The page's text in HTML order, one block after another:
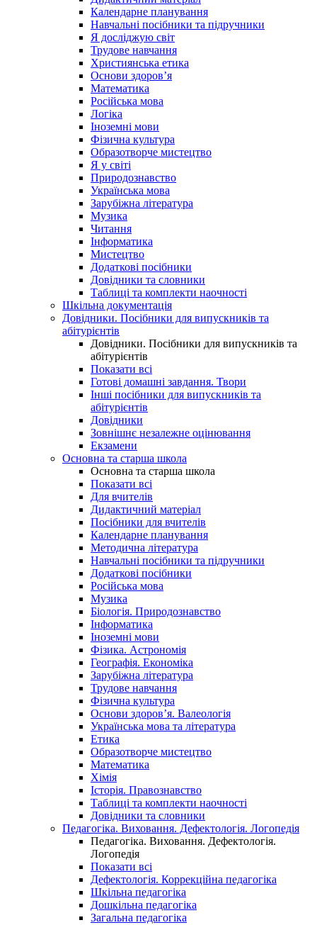
Календарне планування
Навчальні посібники та підручники
Я досліджую світ
Трудове навчання
Християнська етика
Основи здоров’я
Математика
Російська мова
Логіка
Іноземні мови
Фізична культура
Образотворче мистецтво
Я у світі
Природознавство
Українська мова
Зарубіжна література
Музика
Читання
Інформатика
Мистецтво
Додаткові посібники
Довідники та словники
Таблиці та комплекти наочності
Шкільна документація
Довідники. Посібники для випускників та
абітурієнтів
Довідники. Посібники для випускників та
абітурієнтів
Показати всі
Готові домашні завдання. Твори
Інші посібники для випускників та
абітурієнтів
Довідники
Зовнішнє незалежне оцінювання
Екзамени
Основна та старша школа
Основна та старша школа
Показати всі
Для вчителів
Дидактичний матеріал
Посібники для вчителів
Календарне планування
Методична література
Навчальні посібники та підручники
Додаткові посібники
Російська мова
Музика
Біологія. Природознавство
Інформатика
Іноземні мови
Фізика. Астрономія
Географія. Економіка
Зарубіжна література
Трудове навчання
Фізична культура
Основи здоров’я. Валеологія
Українська мова та література
Етика
Образотворче мистецтво
Математика
Хімія
Історія. Правознавство
Таблиці та комплекти наочності
Довідники та словники
Педагогіка. Виховання. Дефектологія. Логопедія
Педагогіка. Виховання. Дефектологія.
Логопедія
Показати всі
Дефектологія. Коррекційна педагогіка
Шкільна педагогіка
Дошкільна педагогіка
Загальна педагогіка